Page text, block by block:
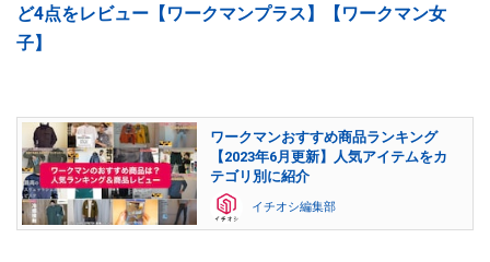
ど4点をレビュー【ワークマンプラス】【ワークマン女
子】
ワークマンおすすめ商品ランキング
【2023年6月更新】人気アイテムをカ
テゴリ別に紹介
イチオシ編集部